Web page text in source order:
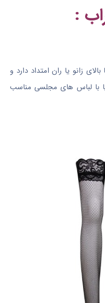
:
زانو یا ران امتداد دارد و
با لباس های مجلسی مناسب